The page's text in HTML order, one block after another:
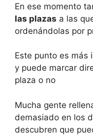
En ese momento
las plazas a las
ordenándolas por
Este punto es más
y puede marcar
plaza o no
Mucha gente
demasiado en los
descubren que